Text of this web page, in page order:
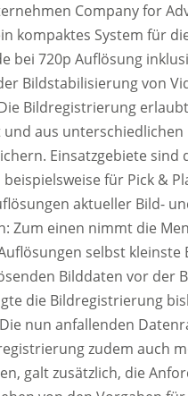
Company for
kompaktes System für
bei 720p Auflösung
Bildstabilisierung von
Bildregistrierung
aus
Einsatzgebiete
beispielsweise für Pick &
aktueller Bild-
Zum einen nimmt die
selbst
Bilddaten vor der
die Bildregistrierung
Die nun anfallenden
zudem auch
galt zusätzlich, die